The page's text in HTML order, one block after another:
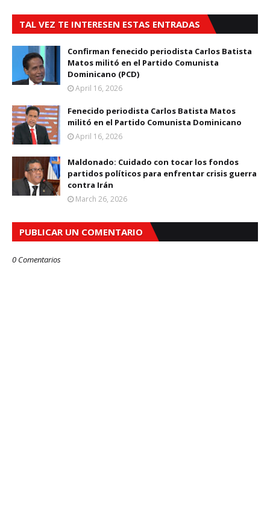
TAL VEZ TE INTERESEN ESTAS ENTRADAS
Confirman fenecido periodista Carlos Batista
Matos militó en el Partido Comunista
Dominicano (PCD)
April 16, 2026
Fenecido periodista Carlos Batista Matos
militó en el Partido Comunista Dominicano
April 16, 2026
Maldonado: Cuidado con tocar los fondos
partidos políticos para enfrentar crisis guerra
contra Irán
March 26, 2026
PUBLICAR UN COMENTARIO
0 Comentarios